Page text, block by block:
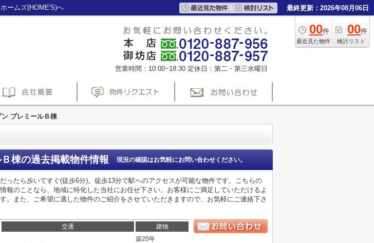
ームズ(HOME'S)へ 最終更新：2026年08月06日
00件
最近見た物件
00件
検討リスト
営業時間：10:00~18:30 定休日：第二・第三水曜日
ン プレミールＢ棟
棟の過去掲載物件情報 現況の確認はお気軽にお問い合わせください。
ったら歩いてすぐ(徒歩6分)。徒歩13分で駅へのアクセスが可能な物件です。こちらの
報のことなら、地域に特化した当社にお任せ下さい。お客様にご満足していただけるよ
。また、ご希望に適した物件のご紹介をさせていただきますので、お気軽にご連絡下さ
交通 建物
築20年